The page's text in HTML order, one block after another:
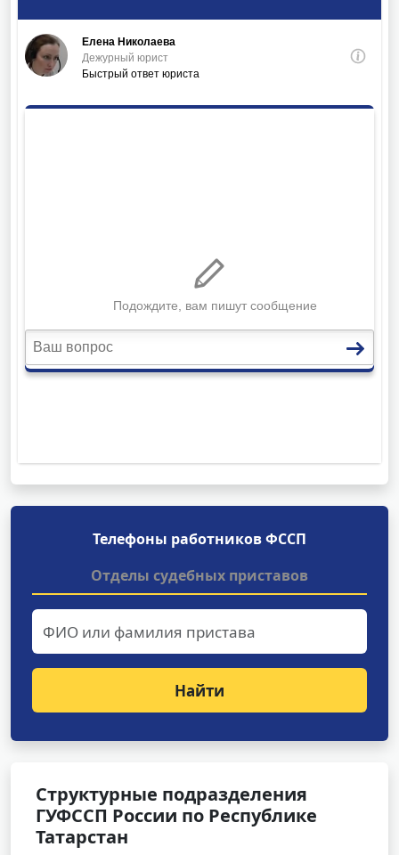
Телефоны работников ФССП
Отделы судебных приставов
Найти
Структурные подразделения
ГУФССП России по Республике
Татарстан